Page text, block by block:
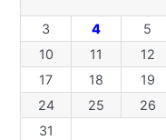
3
4 5
10
11 12
17
18 19
24
25 26
31